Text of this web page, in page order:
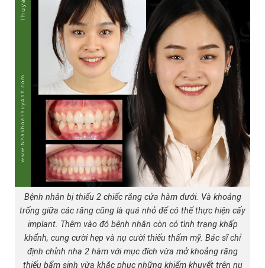
Bệnh nhân bị thiếu 2 chiếc răng cửa hàm dưới. Và khoảng
trống giữa các răng cũng là quá nhỏ để có thể thực hiện cấy
implant. Thêm vào đó bệnh nhân còn có tình trạng khấp
khểnh, cung cười hẹp và nụ cười thiếu thẩm mỹ. Bác sĩ chỉ
định chỉnh nha 2 hàm với mục đích vừa mở khoảng răng
thiếu bẩm sinh vừa khắc phục những khiếm khuyết trên nụ